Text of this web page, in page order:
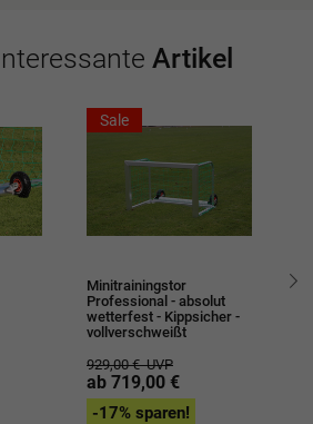
Artikel
Sale
Minitrainingstor
Professional - absolut
wetterfest - Kippsicher -
vollverschweißt
929,00 €UVP
ab 719,00 €
-17% sparen!